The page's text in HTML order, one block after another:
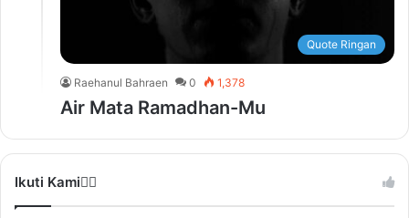
Quote Ringan
Raehanul Bahraen 0 1,378
Air Mata Ramadhan-Mu
Ikuti Kami❤️‍🔥